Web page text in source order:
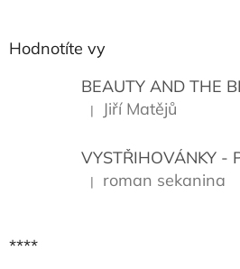
Hodnotíte vy
BEAUTY AND THE
Hodnocení produktu je 5 z
| Jiří Matějů
Hodnocení produktu je 5 z
| roman sekanina
****